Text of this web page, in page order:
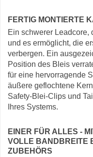
FERTIG MONTIERTE
Ein schwerer
und es ermöglicht, die
verbergen. Ein
Position des Bleis
für eine hervorragende
äußere geflochtene
Safety-Blei-Clips und
Ihres Systems.
EINER FÜR ALLES -
VOLLE BANDBREITE
ZUBEHÖRS